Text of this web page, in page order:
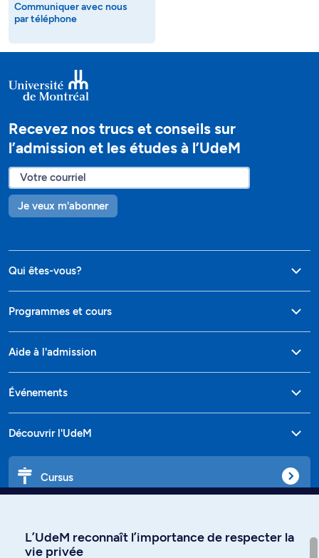
Communiquer avec nous
par téléphone
Recevez nos trucs et conseils sur
l’admission et les études à l’UdeM
Je veux m'abonner
Qui êtes-vous?
Programmes et cours
Aide à l'admission
Événements
Découvrir l'UdeM
Cursus
L’UdeM reconnaît l’importance de respecter la
vie privée